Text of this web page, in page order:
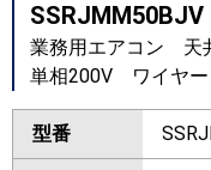
SSRJMM50BJV
業務用エアコン
単相200V ワイヤ
型番